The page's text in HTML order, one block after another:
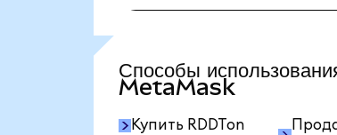
Способы
MetaMask
Купить RDDTon